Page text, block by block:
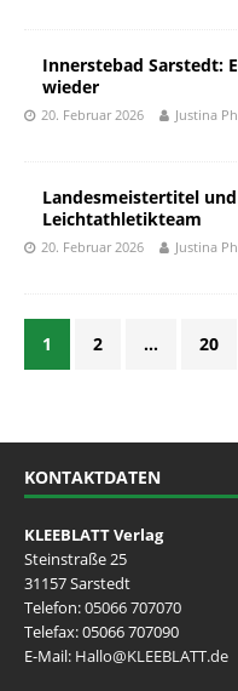
Innerstebad Sarstedt:
wieder
20. Februar 2026 Justina
Landesmeistertitel
Leichtathletikteam
20. Februar 2026 Justina
1 2 … 20
KONTAKTDATEN
KLEEBLATT Verlag
Steinstraße 25
31157 Sarstedt
Telefon:05066 707070
Telefax: 05066 707090
E-Mail: Hallo@KLEEBLATT.de